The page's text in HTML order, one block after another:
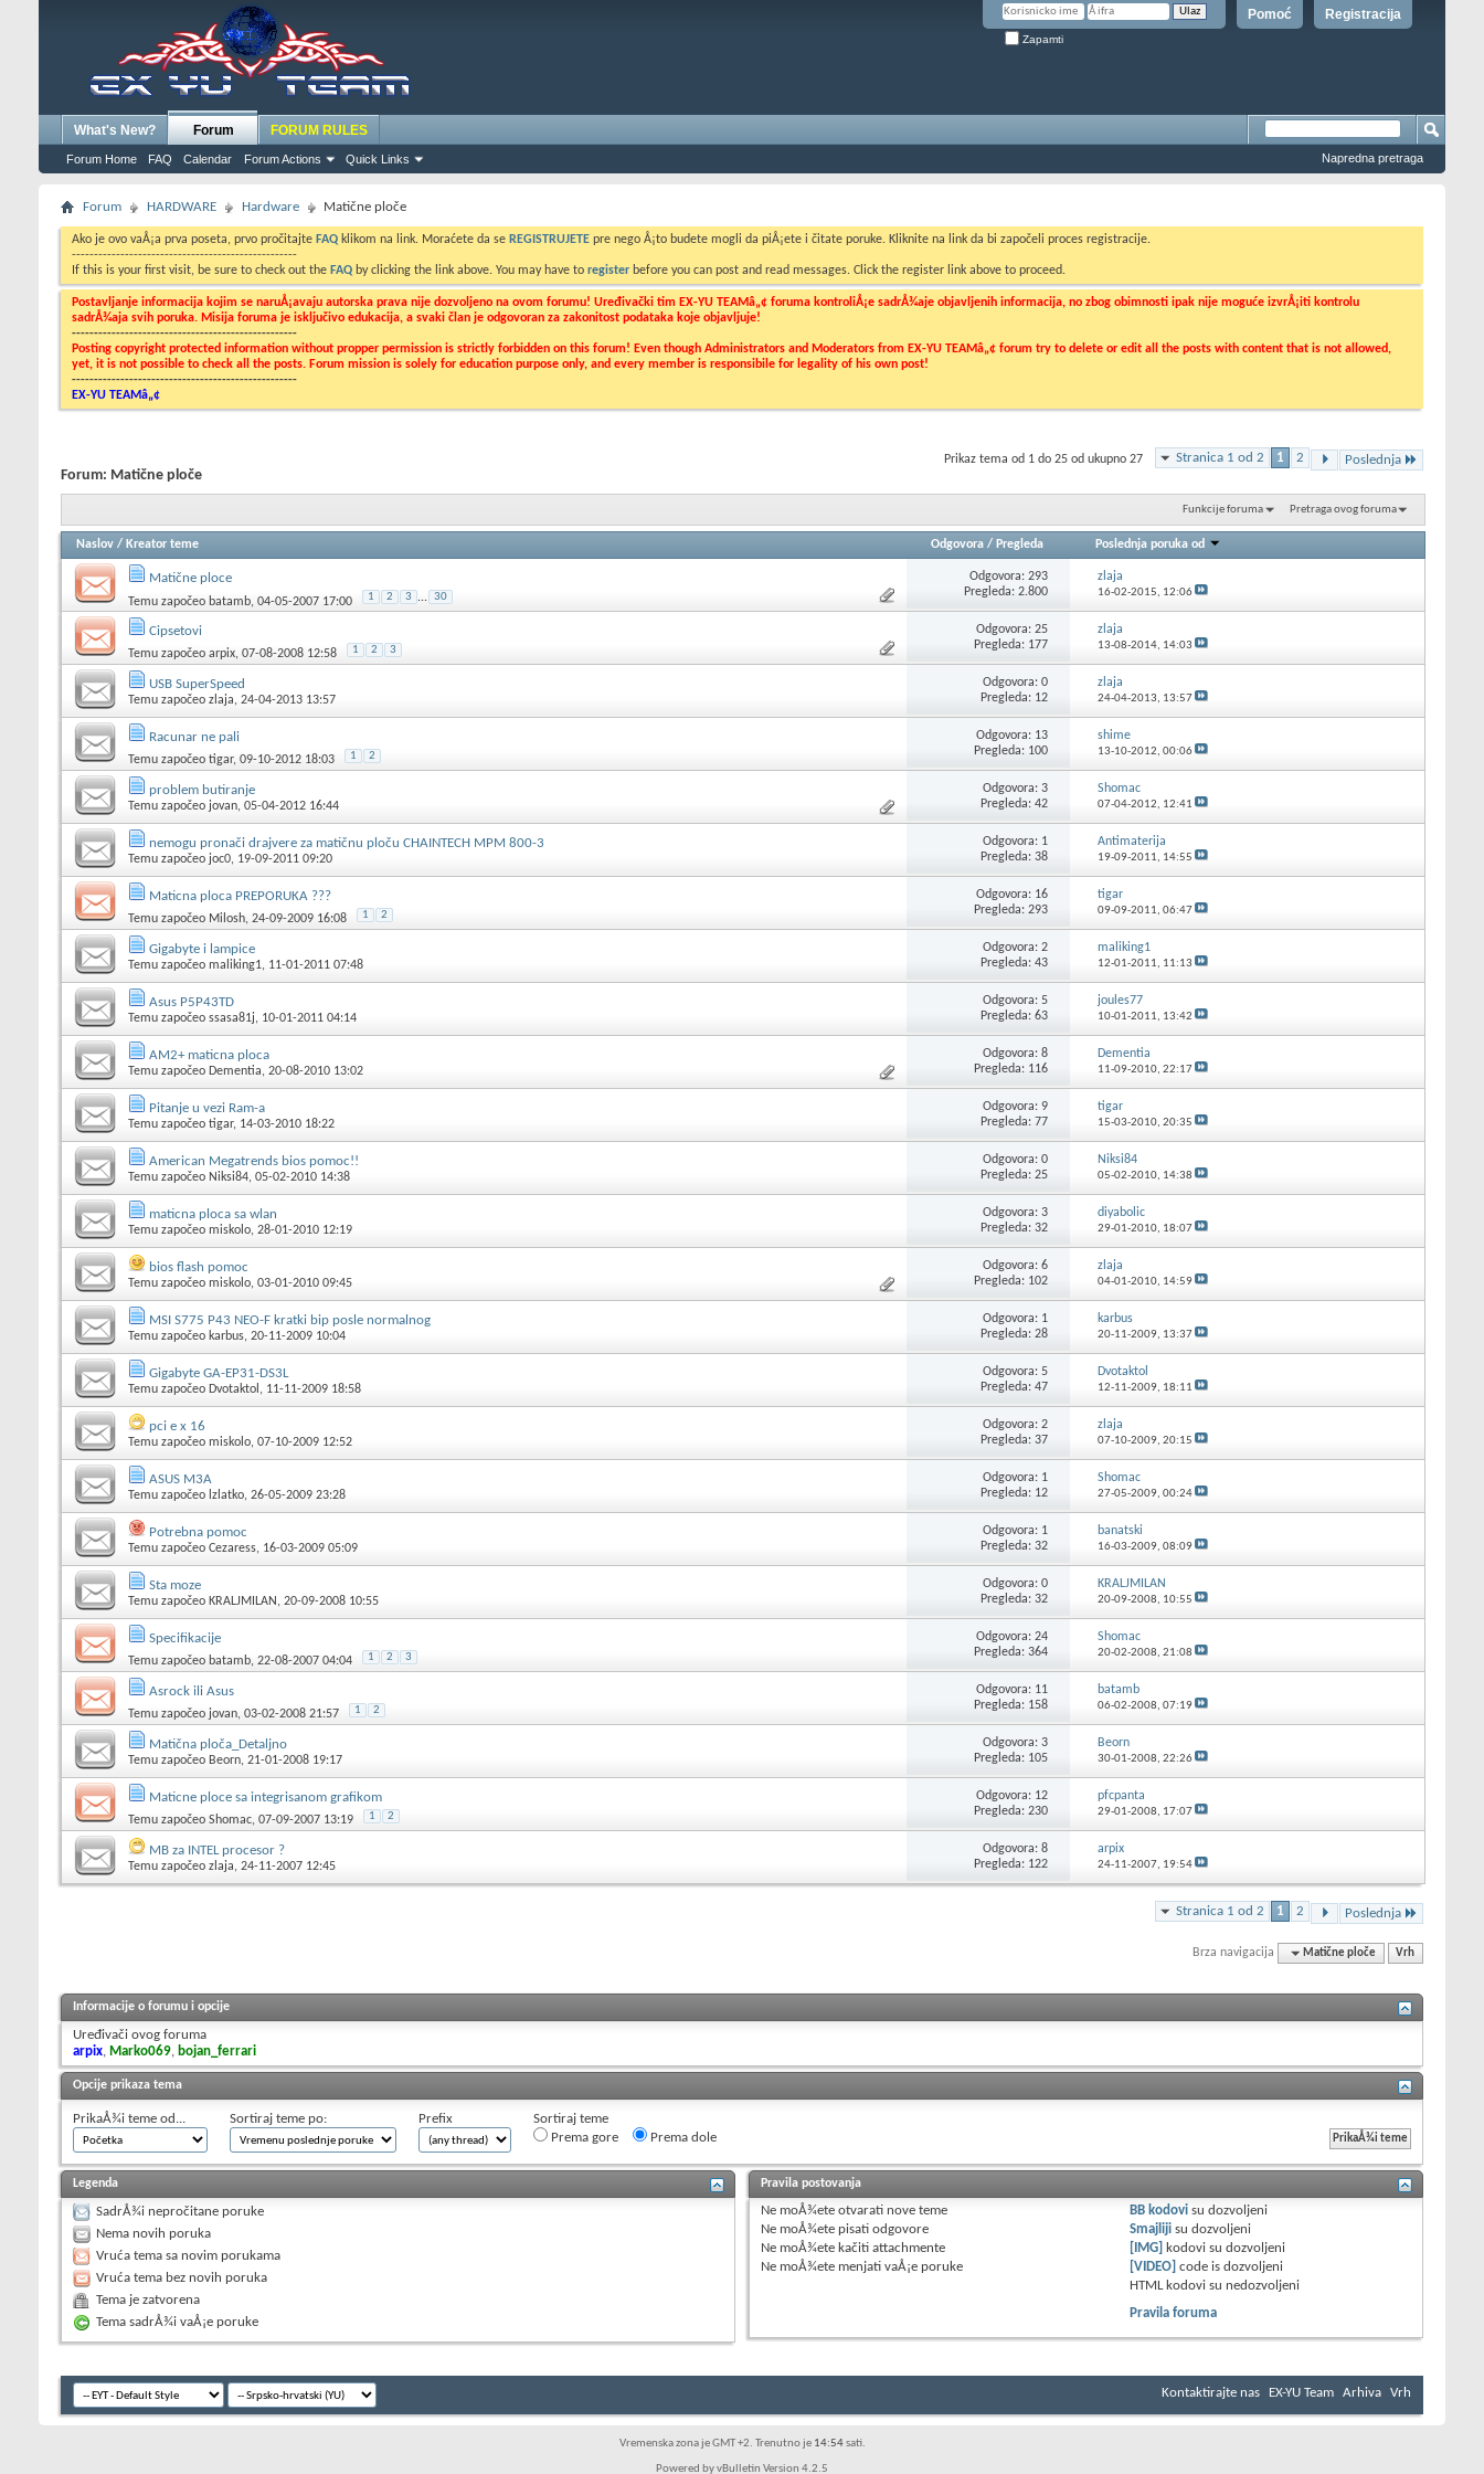
Registracija
Pomoć
Zapamti
What's New? Forum
Forum Home FAQ Calendar Forum Actions Quick Links
FORUM RULES
Napredna pretraga
Forum HARDWARE Hardware Matične ploče
Ako je ovo vaÅ¡a prva poseta, prvo pročitajte FAQ klikom na link. Moraćete da se REGISTRUJETE pre nego Å¡to budete mogli da piÅ¡ete i čitate poruke. Kliknite na link da bi započeli proces registracije.
---------------------------------------------------
If this is your first visit, be sure to check out the FAQ by clicking the link above. You may have to register before you can post and read messages. Click the register link above to proceed.
Postavljanje informacija kojim se naruÅ¡avaju autorska prava nije dozvoljeno na ovom forumu! Uređivački tim EX-YU TEAMâ„¢ foruma kontroliÅ¡e sadrÅ¾aje objavljenih informacija, no zbog obimnosti ipak nije moguće izvrÅ¡iti kontrolu
sadrÅ¾aja svih poruka. Misija foruma je isključivo edukacija, a svaki član je odgovoran za zakonitost podataka koje objavljuje!
---------------------------------------------------
Posting copyright protected information without propper permission is strictly forbidden on this forum! Even though Administrators and Moderators from EX-YU TEAMâ„¢ forum try to delete or edit all the posts with content that is not allowed,
yet, it is not possible to check all the posts. Forum mission is solely for education purpose only, and every member is responsibile for legality of his own post!
---------------------------------------------------
EX-YU TEAMâ„¢
Stranica 1 od 2 1 2 Poslednja
Prikaz tema od 1 do 25 od ukupno 27
Forum: Matične ploče
Funkcije foruma Pretraga ovog foruma
Naslov / Kreator teme Odgovora / Pregleda Poslednja poruka od
Matične ploce
Temu započeo batamb, 04-05-2007 17:00 1 2 3 ... 30
Odgovora: 293
Pregleda: 2.800
zlaja
16-02-2015, 12:06
Cipsetovi
Temu započeo arpix, 07-08-2008 12:58 1 2 3
Odgovora: 25
Pregleda: 177
zlaja
13-08-2014, 14:03
USB SuperSpeed
Temu započeo zlaja, 24-04-2013 13:57
Odgovora: 0
Pregleda: 12
zlaja
24-04-2013, 13:57
Racunar ne pali
Temu započeo tigar, 09-10-2012 18:03 1 2
Odgovora: 13
Pregleda: 100
shime
13-10-2012, 00:06
problem butiranje
Temu započeo jovan, 05-04-2012 16:44
Odgovora: 3
Pregleda: 42
Shomac
07-04-2012, 12:41
nemogu pronači drajvere za matičnu ploču CHAINTECH MPM 800-3
Temu započeo joc0, 19-09-2011 09:20
Odgovora: 1
Pregleda: 38
Antimaterija
19-09-2011, 14:55
Maticna ploca PREPORUKA ???
Temu započeo Milosh, 24-09-2009 16:08 1 2
Odgovora: 16
Pregleda: 293
tigar
09-09-2011, 06:47
Gigabyte i lampice
Temu započeo maliking1, 11-01-2011 07:48
Odgovora: 2
Pregleda: 43
maliking1
12-01-2011, 11:13
Asus P5P43TD
Temu započeo ssasa81j, 10-01-2011 04:14
Odgovora: 5
Pregleda: 63
joules77
10-01-2011, 13:42
AM2+ maticna ploca
Temu započeo Dementia, 20-08-2010 13:02
Odgovora: 8
Pregleda: 116
Dementia
11-09-2010, 22:17
Pitanje u vezi Ram-a
Temu započeo tigar, 14-03-2010 18:22
Odgovora: 9
Pregleda: 77
tigar
15-03-2010, 20:35
American Megatrends bios pomoc!!
Temu započeo Niksi84, 05-02-2010 14:38
Odgovora: 0
Pregleda: 25
Niksi84
05-02-2010, 14:38
maticna ploca sa wlan
Temu započeo miskolo, 28-01-2010 12:19
Odgovora: 3
Pregleda: 32
diyabolic
29-01-2010, 18:07
bios flash pomoc
Temu započeo miskolo, 03-01-2010 09:45
Odgovora: 6
Pregleda: 102
zlaja
04-01-2010, 14:59
MSI S775 P43 NEO-F kratki bip posle normalnog
Temu započeo karbus, 20-11-2009 10:04
Odgovora: 1
Pregleda: 28
karbus
20-11-2009, 13:37
Gigabyte GA-EP31-DS3L
Temu započeo Dvotaktol , 11-11-2009 18:58
Odgovora: 5
Pregleda: 47
Dvotaktol
12-11-2009, 18:11
pci e x 16
Temu započeo miskolo, 07-10-2009 12:52
Odgovora: 2
Pregleda: 37
zlaja
07-10-2009, 20:15
ASUS M3A
Temu započeo lzlatko, 26-05-2009 23:28
Odgovora: 1
Pregleda: 12
Shomac
27-05-2009, 00:24
Potrebna pomoc
Temu započeo Cezaress, 16-03-2009 05:09
Odgovora: 1
Pregleda: 32
banatski
16-03-2009, 08:09
Sta moze
Temu započeo KRALJMILAN , 20-09-2008 10:55
Odgovora: 0
Pregleda: 32
KRALJMILAN
20-09-2008, 10:55
Specifikacije
Temu započeo batamb, 22-08-2007 04:04 1 2 3
Odgovora: 24
Pregleda: 364
Shomac
20-02-2008, 21:08
Asrock ili Asus
Temu započeo jovan, 03-02-2008 21:57 1 2
Odgovora: 11
Pregleda: 158
batamb
06-02-2008, 07:19
Matična ploča_Detaljno
Temu započeo Beorn, 21-01-2008 19:17
Odgovora: 3
Pregleda: 105
Beorn
30-01-2008, 22:26
Maticne ploce sa integrisanom grafikom
Temu započeo Shomac, 07-09-2007 13:19 1 2
Odgovora: 12
Pregleda: 230
pfcpanta
29-01-2008, 17:07
MB za INTEL procesor ?
Temu započeo zlaja, 24-11-2007 12:45
Odgovora: 8
Pregleda: 122
arpix
24-11-2007, 19:54
Stranica 1 od 2 1 2 Poslednja
Brza navigacija Matične ploče Vrh
Informacije o forumu i opcije
Uređivači ovog foruma
arpix, Marko069, bojan_ferrari
Opcije prikaza tema
PrikaÅ¾i teme od... Sortiraj teme po: Prefix
Sortiraj teme
Prema gore
Prema dole
Legenda
SadrÅ¾i nepročitane poruke
Nema novih poruka
Vruća tema sa novim porukama
Vruća tema bez novih poruka
Tema je zatvorena
Tema sadrÅ¾i vaÅ¡e poruke
Pravila postovanja
Ne moÅ¾ete otvarati nove teme
Ne moÅ¾ete pisati odgovore
Ne moÅ¾ete kačiti attachmente
Ne moÅ¾ete menjati vaÅ¡e poruke
BB kodovi sudozvoljeni
Smajliji sudozvoljeni
[IMG] kodovi sudozvoljeni
[VIDEO] code isdozvoljeni
HTML kodovi su nedozvoljeni
Pravila foruma
Kontaktirajte nas EX-YU Team Arhiva Vrh
Vremenska zona je GMT +2. Trenutno je 14:54sati.
Powered by vBulletin Version 4.2.5